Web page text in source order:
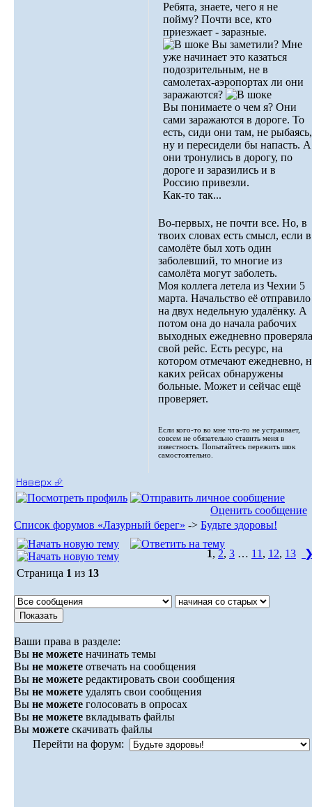
Ребята, знаете, чего я не
пойму? Почти все, кто
приезжает - заразные.
Вы заметили? Мне
уже начинает это казаться
подозрительным, не в
самолетах-аэропортах ли они
заражаются?
Вы понимаете о чем я? Они
сами заражаются в дороге. То
есть, сиди они там, не рыбаясь,
ну и пересидели бы напасть. А
они тронулись в дорогу, по
дороге и заразились и в
Россию привезли.
Как-то так...
Во-первых, не почти все. Но, в
твоих словах есть смысл, если в
самолёте был хоть один
заболевший, то многие из
самолёта могут заболеть.
Моя коллега летела из Чехии 5
марта. Начальство её отправило
на двух недельную удалёнку. А
потом она до начала рабочих
выходных ежедневно проверяла
свой рейс. Есть ресурс, на
котором отмечают ежедневно,
каких рейсах обнаружены
больные. Может и сейчас ещё
проверяет.
Если кого-то во мне что-то не устраивает,
совсем не обязательно ставить меня в
известность. Попытайтесь пережить шок
самостоятельно.
Наверх ⮵
Оценить сообщение
Список форумов «Лазурный берег» -> Будьте здоровы!
1, 2, 3 … 11 , 12, 13
Страница 1 из 13
Ваши права в разделе:
Вы не можете начинать темы
Вы не можете отвечать на сообщения
Вы не можете редактировать свои сообщения
Вы не можете удалять свои сообщения
Вы не можете голосовать в опросах
Вы не можете вкладывать файлы
Вы можете скачивать файлы
Перейти на форум: